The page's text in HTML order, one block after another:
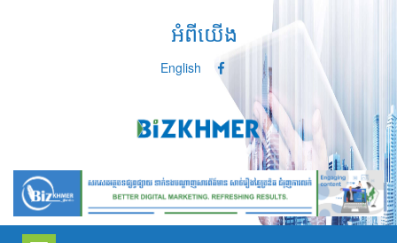
អំពីយើង
English